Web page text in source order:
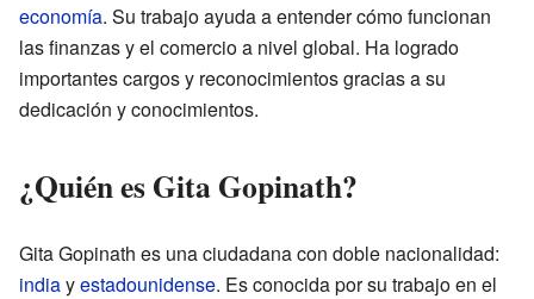
economía. Su trabajo ayuda a entender cómo funcionan
las finanzas y el comercio a nivel global. Ha logrado
importantes cargos y reconocimientos gracias a su
dedicación y conocimientos.
¿Quién es Gita Gopinath?
Gita Gopinath es una ciudadana con doble nacionalidad:
indiayestadounidense. Es conocida por su trabajo en el